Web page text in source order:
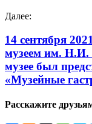
Далее:
14 сентября
музеем им. Н.И.
музее был
«Музейные
Расскажите